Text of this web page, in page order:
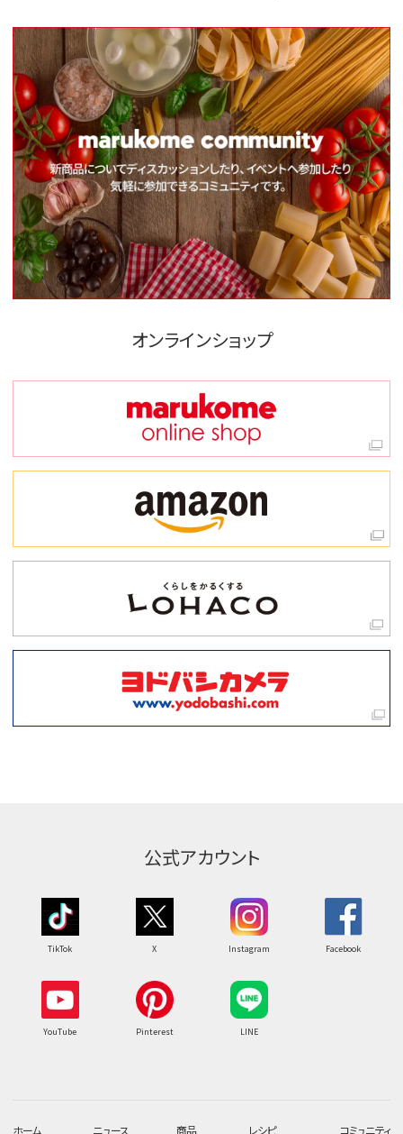
オンラインショップ
公式アカウント
TikTok X Instagram Facebook
YouTube Pinterest LINE
ホーム ニュース 商品 レシピ コミュニティ